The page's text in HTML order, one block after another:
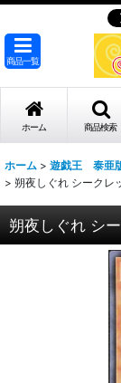
商品一覧
ホーム 商品検索
ホーム > 遊戯王 泰亜
> 朔夜しぐれ シークレ
朔夜しぐれ シ